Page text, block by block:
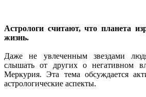
Астрологи считают, что планета
жизнь.
Даже не увлеченным звездами
слышать от других о негативном
Меркурия. Эта тема обсуждается
астрологические аспекты.